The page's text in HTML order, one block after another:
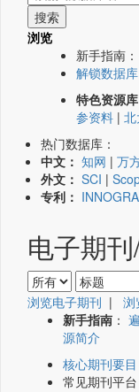
浏览
新手指南：
解锁数据库
特色资源库
参资料 |
热门数据库：
中文： 知网 | 万
外文： SCI |
专利：
电子期
浏览电子期刊 | 浏
新手指南 ：
源简介
核心期刊要目
常见期刊平台